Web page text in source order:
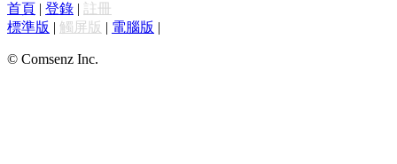
首頁 | 登錄 | 註冊
標準版 | 觸屏版 | 電腦版 |
© Comsenz Inc.